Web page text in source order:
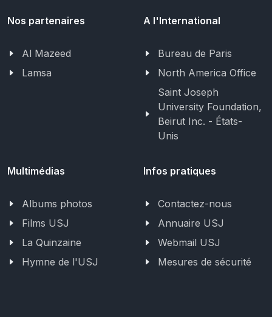
Nos partenaires
Al Mazeed
Lamsa
A l'International
Bureau de Paris
North America Office
Saint Joseph
University Foundation,
Beirut Inc. - États-
Unis
Multimédias
Albums photos
Films USJ
La Quinzaine
Hymne de l'USJ
Infos pratiques
Contactez-nous
Annuaire USJ
Webmail USJ
Mesures de sécurité